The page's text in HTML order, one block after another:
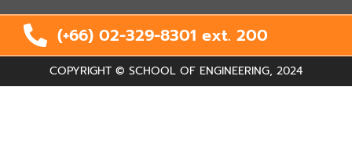
(+66) 02-329-8301 ext. 200
COPYRIGHT © SCHOOL OF ENGINEERING, 2024